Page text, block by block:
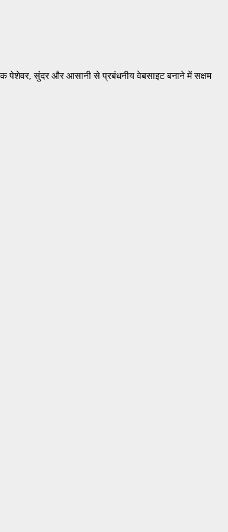
पेशेवर, सुंदर और आसानी से प्रबंधनीय वेबसाइट बनाने में सक्षम